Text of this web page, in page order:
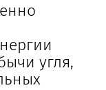
угля,